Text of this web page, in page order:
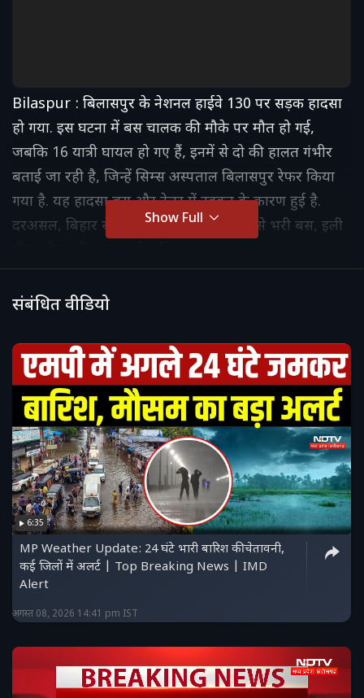
Bilaspur : बिलासपुर के नेशनल हाईवे 130 पर सड़क हादसा
हो गया. इस घटना में बस चालक की मौके पर मौत हो गई,
जबकि 16 यात्री घायल हो गए हैं, इनमें से दो की हालत गंभीर
बताई जा रही है, जिन्हें सिम्स अस्पताल बिलासपुर रेफर किया
गया है. यह हादसा बस और ट्रेलर में टक्कर के कारण हुई है.
दरअसल, बिहार से रायपुर आ रही थी यात्रियों से भरी बस, इली
Show Full
संबंधित वीडियो
6:35
MP Weather Update: 24 घंटे भारी बारिश की चेतावनी,
कई जिलों में अलर्ट | Top Breaking News | IMD
Alert
अगस्त 08, 2026 14:41 pm IST